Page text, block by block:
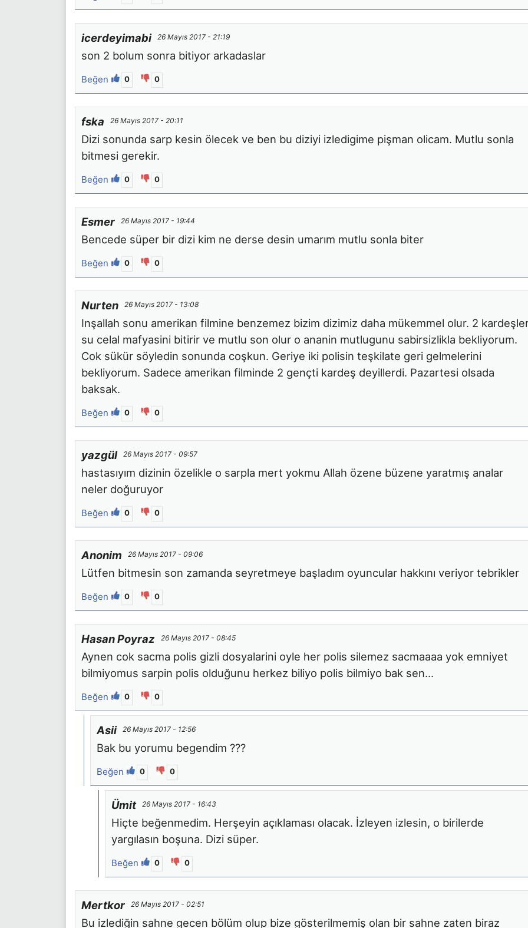
icerdeyimabi 26 Mayıs 2017 - 21:19
son 2 bolum sonra bitiyor arkadaslar
Beğen 0 0
fska 26 Mayıs 2017 - 20:11
Dizi sonunda sarp kesin ölecek ve ben bu diziyi izledigime pişman olicam. Mutlu sonla
bitmesi gerekir.
Beğen 0 0
Esmer 26 Mayıs 2017 - 19:44
Bencede süper bir dizi kim ne derse desin umarım mutlu sonla biter
Beğen 0 0
Nurten 26 Mayıs 2017 - 13:08
Inşallah sonu amerikan filmine benzemez bizim dizimiz daha mükemmel olur. 2
su celal mafyasini bitirir ve mutlu son olur o ananin mutlugunu sabirsizlikla bekliyorum.
Cok sükür söyledin sonunda coşkun. Geriye iki polisin teşkilate geri gelmelerini
bekliyorum. Sadece amerikan filminde 2 gençti kardeş deyillerdi. Pazartesi olsada
baksak.
Beğen 0 0
yazgül 26 Mayıs 2017 - 09:57
hastasıyım dizinin özelikle o sarpla mert yokmu Allah özene büzene yaratmış analar
neler doğuruyor
Beğen 0 0
Anonim 26 Mayıs 2017 - 09:06
Lütfen bitmesin son zamanda seyretmeye başladım oyuncular hakkını veriyor tebrikler
Beğen 0 0
Hasan Poyraz 26 Mayıs 2017 - 08:45
Aynen cok sacma polis gizli dosyalarini oyle her polis silemez sacmaaaa yok emniyet
bilmiyomus sarpin polis olduğunu herkez biliyo polis bilmiyo bak sen…
Beğen 0 0
Asii 26 Mayıs 2017 - 12:56
Bak bu yorumu begendim ???
Beğen 0 0
Ümit 26 Mayıs 2017 - 16:43
Hiçte beğenmedim. Herşeyin açıklaması olacak. İzleyen izlesin, o birilerde
yargılasın boşuna. Dizi süper.
Beğen 0 0
Mertkor 26 Mayıs 2017 - 02:51
Bu izlediğin sahne gecen bölüm olup bize gösterilmemiş olan bir sahne zaten biraz